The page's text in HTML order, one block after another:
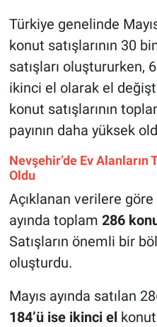
Türkiye genelinde
konut satışlarının 30
satışları oluştururken,
ikinci el olarak el
konut satışlarının
payının daha yüksek
Nevşehir’de Ev
Oldu
Açıklanan verilere göre
ayında toplam 286
Satışların önemli bir
oluşturdu.
Mayıs ayında satılan
184’ü ise ikinci el
Kırşehir
Yerel
Genel
Asayiş
Kültür - Sanat
Politika
Magazin
Çevre
Haberde İnsan